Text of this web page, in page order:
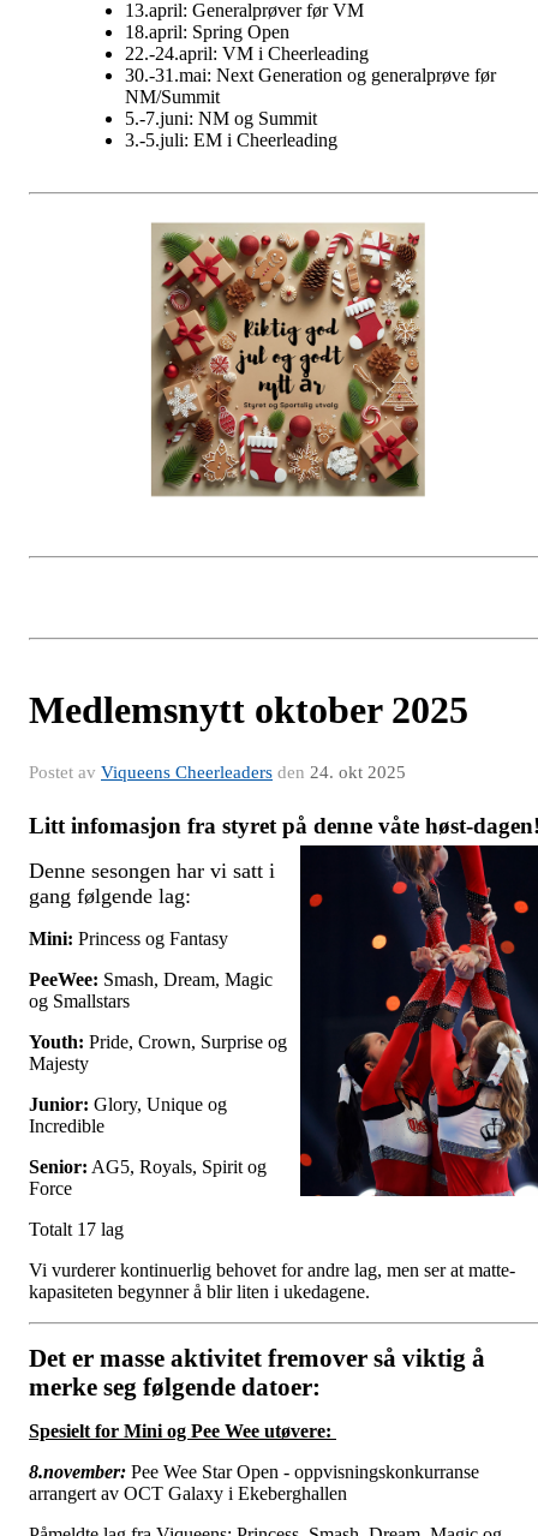
13.april: Generalprøver før VM
18.april: Spring Open
22.-24.april: VM i Cheerleading
30.-31.mai: Next Generation og generalprøve før
NM/Summit
5.-7.juni: NM og Summit
3.-5.juli: EM i Cheerleading
Medlemsnytt oktober 2025
Postet av Viqueens Cheerleaders den 24. okt 2025
Litt infomasjon fra styret på denne våte høst-
Denne sesongen har vi satt i
gang følgende lag:
Mini: Princess og Fantasy
PeeWee: Smash, Dream, Magic
og Smallstars
Youth: Pride, Crown, Surprise og
Majesty
Junior: Glory, Unique og
Incredible
Senior: AG5, Royals, Spirit og
Force
Totalt 17 lag
Vi vurderer kontinuerlig behovet for andre lag, men ser at matte-
kapasiteten begynner å blir liten i ukedagene.
Det er masse aktivitet fremover så viktig å
merke seg følgende datoer:
Spesielt for Mini og Pee Wee utøvere:
8.november: Pee Wee Star Open - oppvisningskonkurranse
arrangert av OCT Galaxy i Ekeberghallen